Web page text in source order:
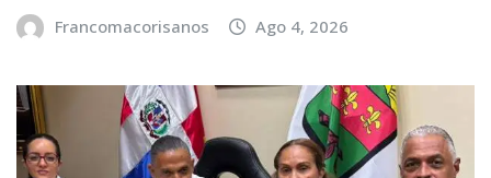
Francomacorisanos Ago 4, 2026